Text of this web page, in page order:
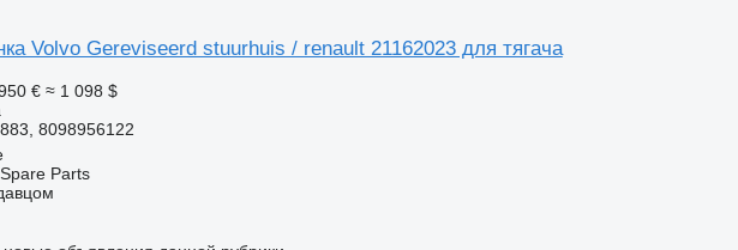
Volvo Gereviseerd stuurhuis / renault 21162023 для тягача
€ ≈ 1 098 $
8098956122
Parts